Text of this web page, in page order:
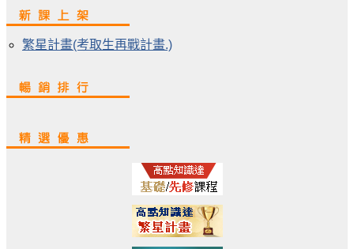
繁星計畫(考取生再戰計畫.)